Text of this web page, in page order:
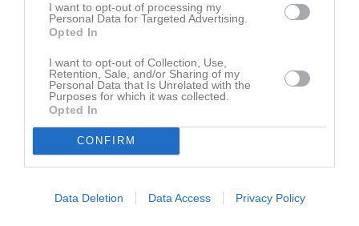
I want to opt-out of processing my
Personal Data for Targeted Advertising.
Opted In
I want to opt-out of Collection, Use,
Retention, Sale, and/or Sharing of my
Personal Data that Is Unrelated with the
Purposes for which it was collected.
Opted In
CONFIRM
Data Deletion Data Access Privacy Policy
Kalenderöversikt
Facebook